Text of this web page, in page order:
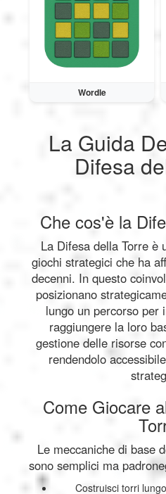
Wordle
La Guida
Difesa
Che cos'è la
La Difesa della Torre è
giochi strategici che ha
decenni. In questo
posizionano
lungo un percorso per
raggiungere la loro
gestione delle risorse
rendendolo
Come Giocare
Le meccaniche di base
sono semplici ma
Costruisci torri